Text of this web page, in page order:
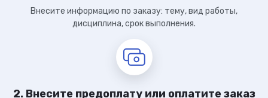
Внесите информацию по заказу: тему, вид работы,
дисциплина, срок выполнения.
2. Внесите предоплату или оплатите заказ